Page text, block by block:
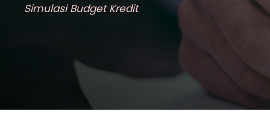
Simulasi Budget Kredit